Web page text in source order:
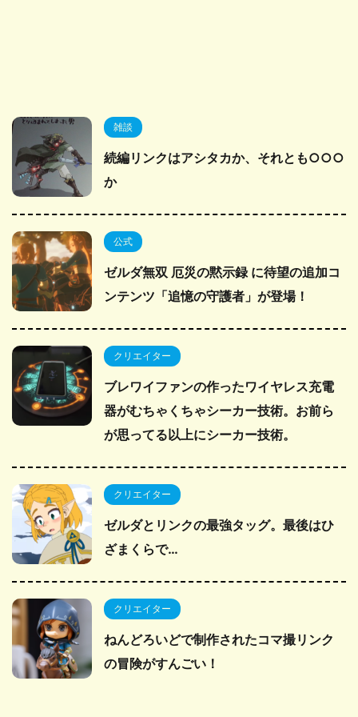
雑談
続編リンクはアシタカか、それとも○○○
か
公式
ゼルダ無双 厄災の黙示録 に待望の追加コ
ンテンツ「追憶の守護者」が登場！
クリエイター
ブレワイファンの作ったワイヤレス充電
器がむちゃくちゃシーカー技術。お前ら
が思ってる以上にシーカー技術。
クリエイター
ゼルダとリンクの最強タッグ。最後はひ
ざまくらで…
クリエイター
ねんどろいどで制作されたコマ撮リンク
の冒険がすんごい！